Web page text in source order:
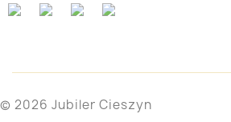
© 2026 Jubiler Cieszyn